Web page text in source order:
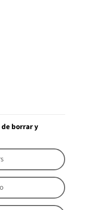
de borrar y